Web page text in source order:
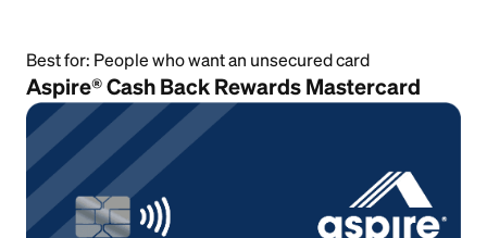
Best for: People who want an unsecured card
Aspire® Cash Back Rewards Mastercard